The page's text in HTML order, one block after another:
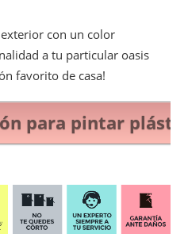
con un color
a tu particular oasis
favorito de casa!
para pintar